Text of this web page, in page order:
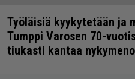
Työläisiä kyykytetään ja
Tumppi Varosen 70-
tiukasti kantaa